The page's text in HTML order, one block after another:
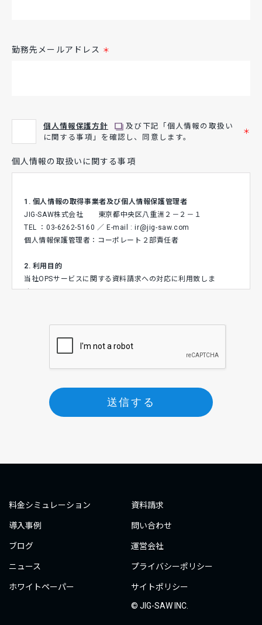
勤務先メールアドレス ＊
個人情報保護方針
及び下記「個人情報の取扱い
に関する事項」を確認し、同意します。
＊
個人情報の取扱いに関する事項
1. 個人情報の取得事業者及び個人情報保護管理者
JIG-SAW株式会社 東京都中央区八重洲２－２－１
TEL ：03-6262-5160 ／ E-mail : ir@jig-saw.com
個人情報保護管理者：コーポレート２部責任者
2. 利用目的
当社OPSサービスに関する資料請求への対応に利用致しま
す。
回ご入力頂く個人情報は、第三者に提供しません。
4. 個人情報の取扱いの委託
理基準を満たす企業を選定して委託を行い、適切な取り扱い
が行われるよう、監督します。
個人情報に関する利用目的の通知、開示、内容の訂正、追
加、削除、利用の停止、消去又は第三者への提供の停止（以
速に対応致します。
開示等の請求は下記までお願いします。
TEL ： 03-6262-5160 ／ E-mail : ir@jig-saw.com
料金シミュレーション
導入事例
ブログ
ニュース
ホワイトペーパー
資料請求
問い合わせ
運営会社
プライバシーポリシー
サイトポリシー
© JIG-SAW INC.